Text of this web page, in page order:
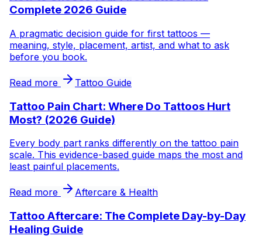
Complete 2026 Guide
A pragmatic decision guide for first tattoos —
meaning, style, placement, artist, and what to ask
before you book.
Read more Tattoo Guide
Tattoo Pain Chart: Where Do Tattoos Hurt
Most? (2026 Guide)
Every body part ranks differently on the tattoo pain
scale. This evidence-based guide maps the most and
least painful placements.
Read more Aftercare & Health
Tattoo Aftercare: The Complete Day-by-Day
Healing Guide